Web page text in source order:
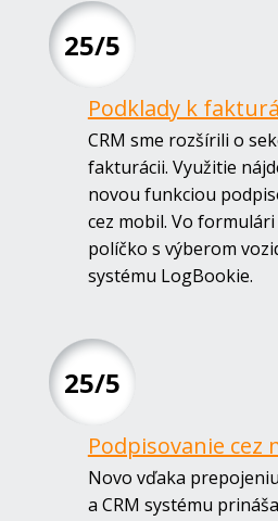
25/5
Podklady k
CRM sme rozšírili o
fakturácii. Využitie
novou funkciou
cez mobil. Vo
políčko s výberom
systému LogBookie.
25/5
Podpisovanie cez
Novo vďaka
a CRM systému